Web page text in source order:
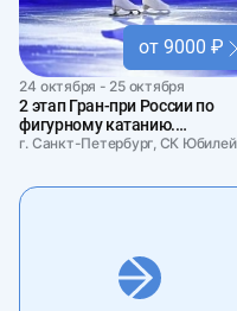
от 9000 ₽
24 октября - 25 октября
2 этап Гран-при России по
фигурному катанию.
Абонемент на два дня